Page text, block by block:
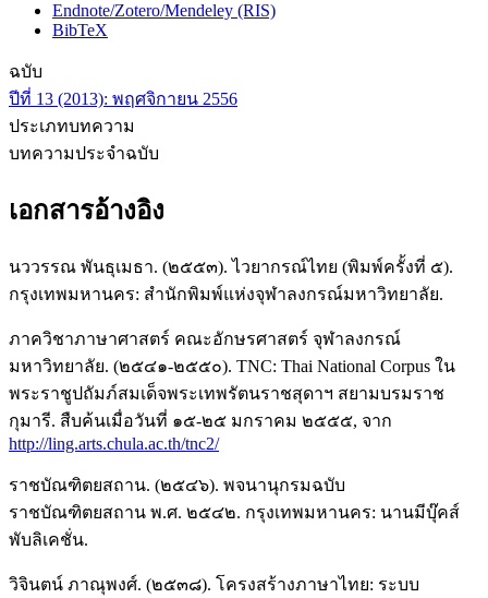
Endnote/Zotero/Mendeley (RIS)
BibTeX
ฉบับ
ปีที่ 13 (2013): พฤศจิกายน 2556
ประเภทบทความ
บทความประจำฉบับ
เอกสารอ้างอิง
นววรรณ พันธุเมธา. (๒๕๕๓). ไวยากรณ์ไทย (พิมพ์ครั้งที่ ๕).
กรุงเทพมหานคร: สำนักพิมพ์แห่งจุฬาลงกรณ์มหาวิทยาลัย.
ภาควิชาภาษาศาสตร์ คณะอักษรศาสตร์ จุฬาลงกรณ์
มหาวิทยาลัย. (๒๕๔๑-๒๕๕๐). TNC: Thai National Corpus ใน
พระราชูปถัมภ์สมเด็จพระเทพรัตนราชสุดาฯ สยามบรมราช
กุมารี. สืบค้นเมื่อวันที่ ๑๕-๒๕ มกราคม ๒๕๕๕, จาก
http://ling.arts.chula.ac.th/tnc2/
ราชบัณฑิตยสถาน. (๒๕๔๖). พจนานุกรมฉบับ
ราชบัณฑิตยสถาน พ.ศ. ๒๕๔๒. กรุงเทพมหานคร: นานมีบุ๊คส์
พับลิเคชั่น.
วิจินตน์ ภาณุพงศ์. (๒๕๓๘). โครงสร้างภาษาไทย: ระบบ